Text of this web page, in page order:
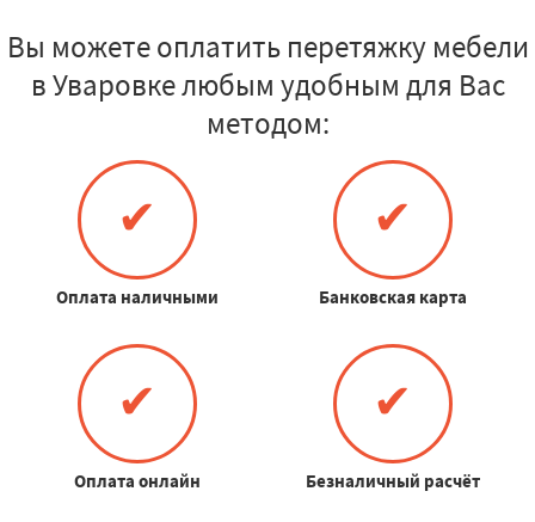
Вы можете оплатить перетяжку мебели
в Уваровке любым удобным для Вас
методом:
✔
Оплата наличными
✔
Банковская карта
✔
Оплата онлайн
✔
Безналичный расчёт